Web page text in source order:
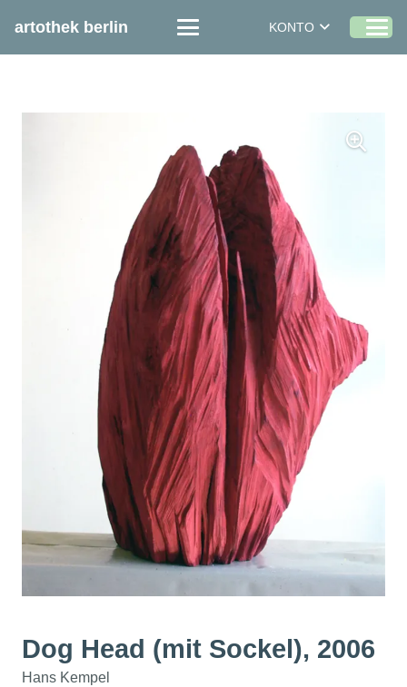
artothek berlin KONTO
Dog Head (mit Sockel), 2006
Hans Kempel